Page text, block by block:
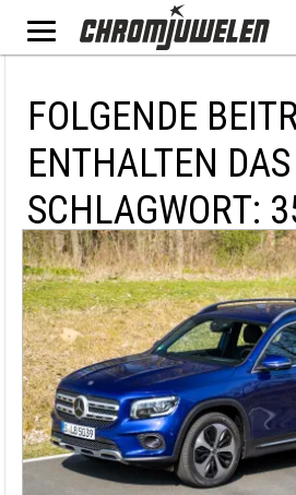
FOLGENDE
ENTHALTEN DAS
SCHLAGWORT: